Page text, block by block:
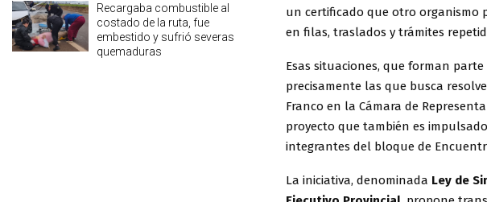
un certificado que otro organismo
en filas, traslados y trámites
Esas situaciones, que forman
precisamente las que busca
Franco en la Cámara de
proyecto que también es
integrantes del bloque de
La iniciativa, denominada Ley de
Recargaba combustible al
costado de la ruta, fue
embestido y sufrió severas
quemaduras